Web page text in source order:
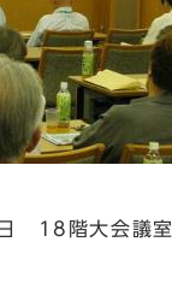
18階大会議室